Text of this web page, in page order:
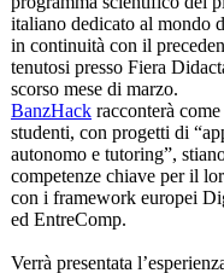
italiano dedicato al mondo
in continuità con il
tenutosi presso Fiera
scorso mese di marzo.
BanzHack racconterà come
studenti, con progetti di
autonomo e tutoring”,
competenze chiave per il
con i framework europei
ed EntreComp.
Verrà presentata